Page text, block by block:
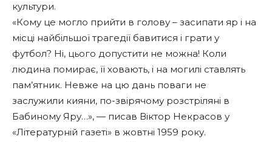
культури.
«Кому це могло прийти в голову – засипати яр і на
місці найбільшої трагедії бавитися і грати у
футбол? Ні, цього допустити не можна! Коли
людина помирає, її ховають, і на могилі ставлять
пам’ятник. Невже на цю дань поваги не
заслужили кияни, по-звірячому розстріляні в
Бабиному Яру…», — писав Віктор Некрасов у
«Літературній газеті» в жовтні 1959 року.